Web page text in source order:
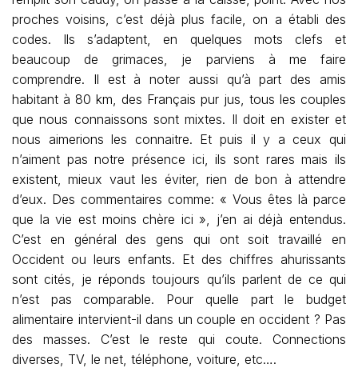
proches voisins, c’est déjà plus facile, on a établi des
codes. Ils s’adaptent, en quelques mots clefs et
beaucoup de grimaces, je parviens à me faire
comprendre. Il est à noter aussi qu’à part des amis
habitant à 80 km, des Français pur jus, tous les couples
que nous connaissons sont mixtes. Il doit en exister et
nous aimerions les connaitre. Et puis il y a ceux qui
n’aiment pas notre présence ici, ils sont rares mais ils
existent, mieux vaut les éviter, rien de bon à attendre
d’eux. Des commentaires comme: « Vous êtes là parce
que la vie est moins chère ici », j’en ai déjà entendus.
C’est en général des gens qui ont soit travaillé en
Occident ou leurs enfants. Et des chiffres ahurissants
sont cités, je réponds toujours qu’ils parlent de ce qui
n’est pas comparable. Pour quelle part le budget
alimentaire intervient-il dans un couple en occident ? Pas
des masses. C’est le reste qui coute. Connections
diverses, TV, le net, téléphone, voiture, etc….